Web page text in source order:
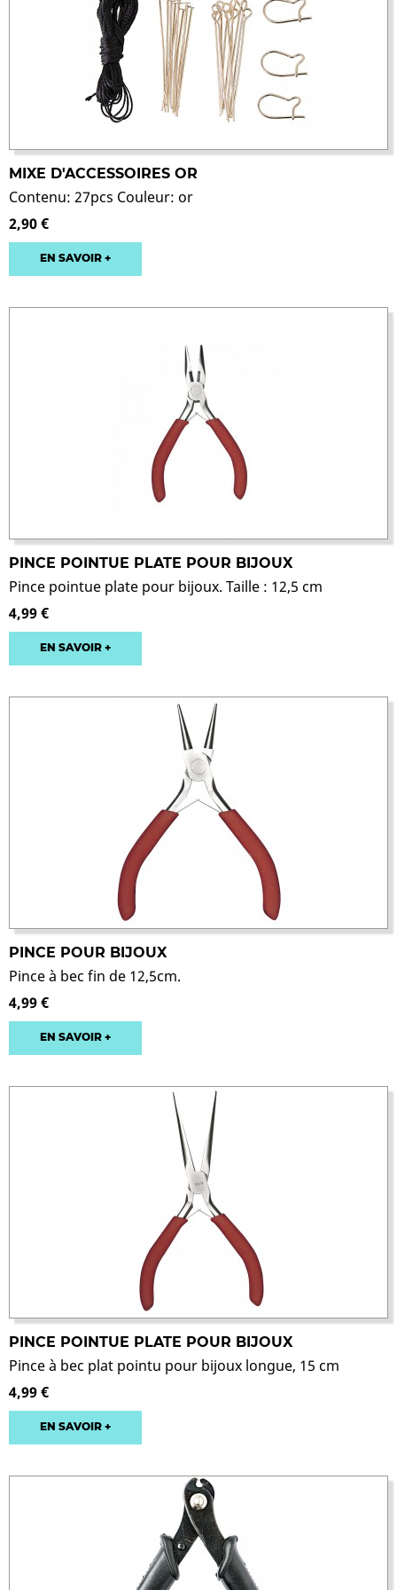
MIXE D'ACCESSOIRES OR
Contenu: 27pcs Couleur: or
2,90 €
EN SAVOIR +
PINCE POINTUE PLATE POUR BIJOUX
Pince pointue plate pour bijoux. Taille : 12,5 cm
4,99 €
EN SAVOIR +
PINCE POUR BIJOUX
Pince à bec fin de 12,5cm.
4,99 €
EN SAVOIR +
PINCE POINTUE PLATE POUR BIJOUX
Pince à bec plat pointu pour bijoux longue, 15 cm
4,99 €
EN SAVOIR +